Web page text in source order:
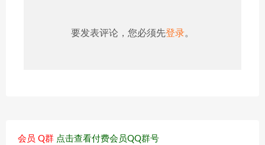
要发表评论，您必须先登录。
会员 Q群 点击查看付费会员QQ群号